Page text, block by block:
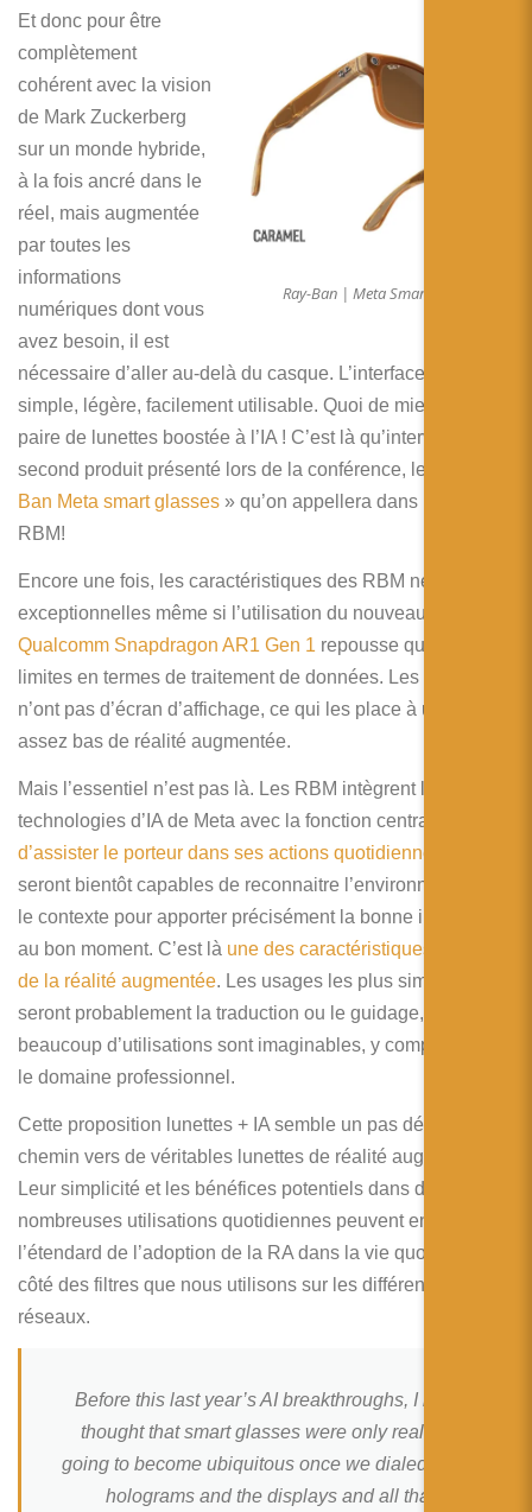
Ray-Ban | Meta Smart Glasses
Et donc pour être
complètement
cohérent avec la vision
de Mark Zuckerberg
sur un monde hybride,
à la fois ancré dans le
réel, mais augmentée
par toutes les
informations
numériques dont vous
avez besoin, il est
nécessaire d’aller au-delà du casque. L’interface doit être
simple, légère, facilement utilisable. Quoi de mieux qu’une
paire de lunettes boostée à l’IA ! C’est là qu’intervient le
second produit présenté lors de la conférence, les «
Ban Meta smart glasses » qu’on appellera dans la suite les
RBM!
Encore une fois, les caractéristiques des RBM ne sont pas
exceptionnelles même si l’utilisation du nouveau
Qualcomm Snapdragon AR1 Gen 1 repousse quelques
limites en termes de traitement de données. Les lunettes
n’ont pas d’écran d’affichage, ce qui les place à un niveau
assez bas de réalité augmentée.
Mais l’essentiel n’est pas là. Les RBM intègrent les
technologies d’IA de Meta avec la fonction centrale
d’assister le porteur dans ses actions quotidiennes
seront bientôt capables de reconnaitre l’environnement et
le contexte pour apporter précisément la bonne information
au bon moment. C’est là une des caractéristiques centrales
de la réalité augmentée. Les usages les plus simples
seront probablement la traduction ou le guidage, mais
beaucoup d’utilisations sont imaginables, y compris dans
le domaine professionnel.
Cette proposition lunettes + IA semble un pas décisif sur le
chemin vers de véritables lunettes de réalité augmentée.
Leur simplicité et les bénéfices potentiels dans de
nombreuses utilisations quotidiennes peuvent en faire
l’étendard de l’adoption de la RA dans la vie quotidienne, à
côté des filtres que nous utilisons sur les différents
réseaux.
Before this last year’s AI breakthroughs, I kind of
thought that smart glasses were only really only
going to become ubiquitous once we dialed in the
holograms and the displays and all that stuff,